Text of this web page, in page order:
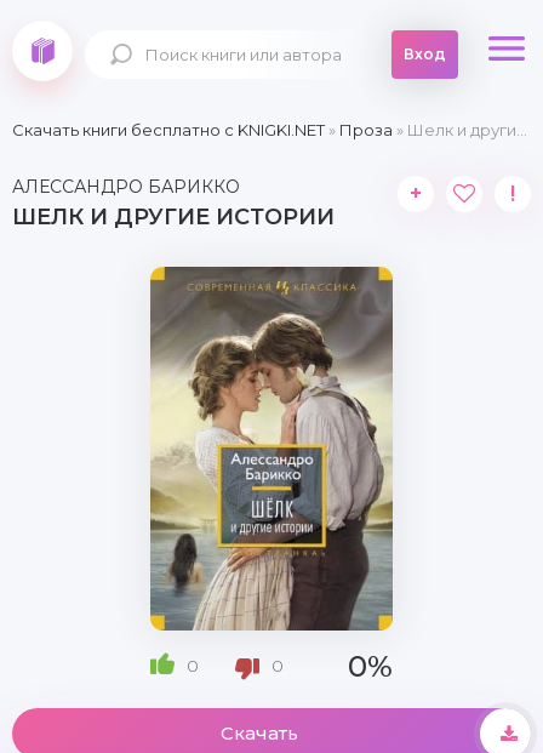
Вход
Скачать книги бесплатно c KNIGKI.NET» Проза » Шелк и другие истории
АЛЕССАНДРО БАРИККО
ШЕЛК И ДРУГИЕ ИСТОРИИ
+ !
0 0 0%
Скачать